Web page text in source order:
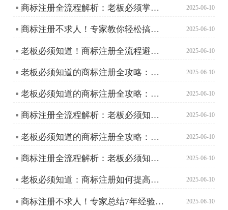
商标注册全流程解析：老板必须掌握的高效指南 2025-06-10
商标注册不求人！专家教你轻松搞定品牌保护 2025-06-10
老板必须知道！商标注册全流程避坑指南 2025-06-10
老板必须知道的商标注册全攻略：从申请到成功只需这五步！ 2025-06-10
老板必须知道的商标注册全攻略：从申请到成功只需这五步！ 2025-06-10
商标注册全流程解析：老板必须知道的那些事 2025-06-10
老板必须知道的商标注册全攻略：从申请到成功只需这五步！ 2025-06-10
商标注册全流程解析：老板必须知道的那些事 2025-06-10
老板必须知道：商标注册如何提高成功率？ 2025-06-10
商标注册不求人！专家总结7年经验助您成功避坑 2025-06-10